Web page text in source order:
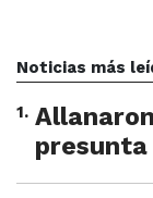
Noticias más
1.